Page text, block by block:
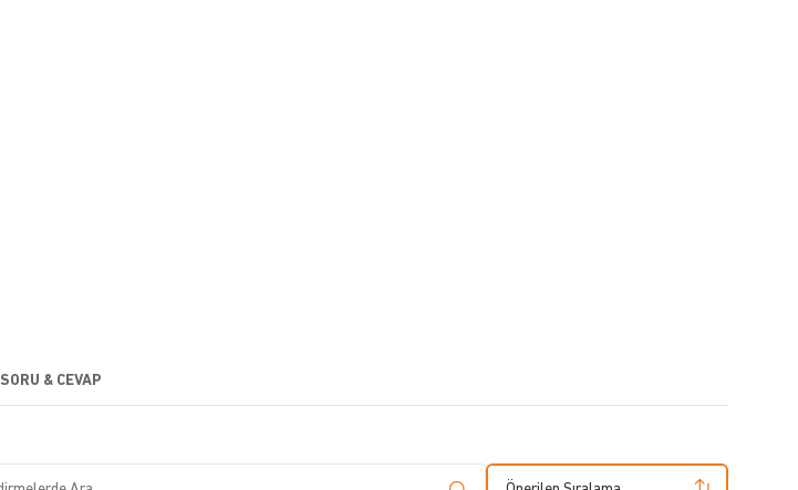
SORU & CEVAP